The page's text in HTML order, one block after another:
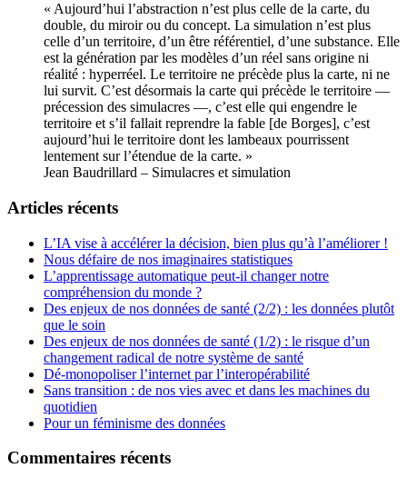
« Aujourd’hui l’abstraction n’est plus celle de la carte, du
double, du miroir ou du concept. La simulation n’est plus
celle d’un territoire, d’un être référentiel, d’une substance. Elle
est la génération par les modèles d’un réel sans origine ni
réalité : hyperréel. Le territoire ne précède plus la carte, ni ne
lui survit. C’est désormais la carte qui précède le territoire —
précession des simulacres —, c’est elle qui engendre le
territoire et s’il fallait reprendre la fable [de Borges], c’est
aujourd’hui le territoire dont les lambeaux pourrissent
lentement sur l’étendue de la carte. »
Jean Baudrillard – Simulacres et simulation
Articles récents
L’IA vise à accélérer la décision, bien plus qu’à l’améliorer !
Nous défaire de nos imaginaires statistiques
L’apprentissage automatique peut-il changer notre
compréhension du monde ?
Des enjeux de nos données de santé (2/2) : les données plutôt
que le soin
Des enjeux de nos données de santé (1/2) : le risque d’un
changement radical de notre système de santé
Dé-monopoliser l’internet par l’interopérabilité
Sans transition : de nos vies avec et dans les machines du
quotidien
Pour un féminisme des données
Commentaires récents